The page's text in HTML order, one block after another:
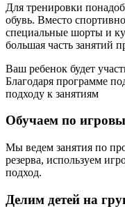
Для тренировки
обувь. Вместо
специальные шорты и
большая часть занятий
Ваш ребенок будет
Благодаря программе
подходу к занятиям
Обучаем по
Мы ведем занятия по
резерва, используем
подход.
Делим детей на